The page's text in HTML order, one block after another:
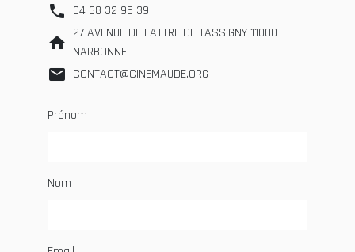
phone 04 68 32 95 39
home
27 AVENUE DE LATTRE DE TASSIGNY 11000
NARBONNE
mail CONTACT@CINEMAUDE.ORG
Prénom
Nom